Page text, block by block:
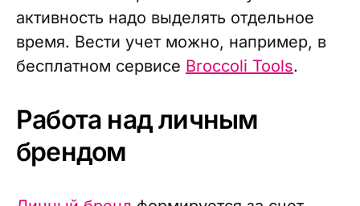
активность надо выделять отдельное
время. Вести учет можно, например, в
бесплатном сервисе Broccoli Tools.
Работа над личным
брендом